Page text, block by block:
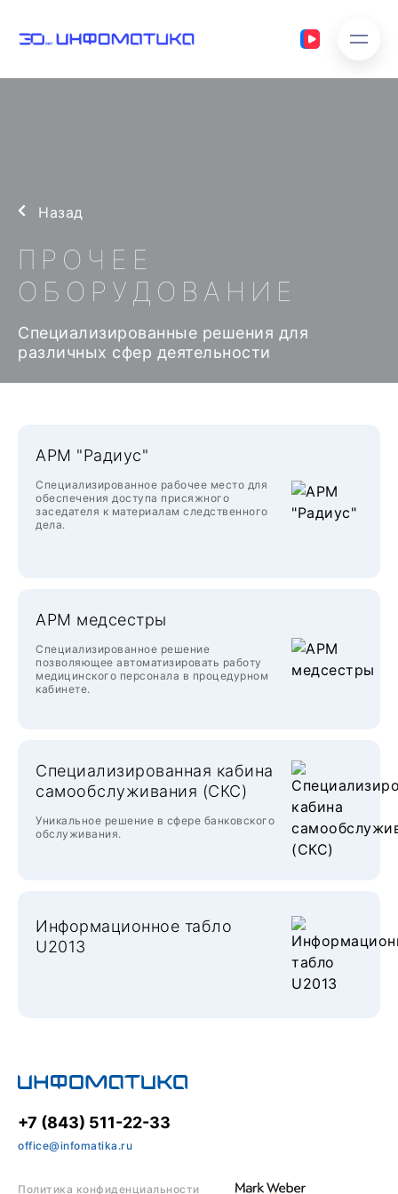
Назад
ПРОЧЕЕ
ОБОРУДОВАНИЕ
Специализированные решения для
различных сфер деятельности
АРМ "Радиус"
Специализированное рабочее место для
обеспечения доступа присяжного
заседателя к материалам следственного
дела.
АРМ медсестры
Специализированное решение
позволяющее автоматизировать работу
медицинского персонала в процедурном
кабинете.
Специализированная кабина
самообслуживания (СКС)
Уникальное решение в сфере банковского
обслуживания.
Информационное табло
U2013
+7 (843) 511-22-33
office@infomatika.ru
Политика конфиденциальности